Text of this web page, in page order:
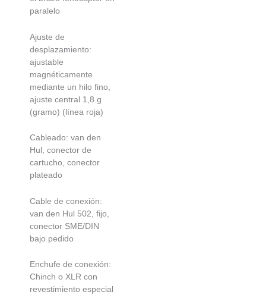
paralelo
Ajuste de
desplazamiento:
ajustable
magnéticamente
mediante un hilo fino,
ajuste central 1,8 g
(gramo) (línea roja)
Cableado: van den
Hul, conector de
cartucho, conector
plateado
Cable de conexión:
van den Hul 502, fijo,
conector SME/DIN
bajo pedido
Enchufe de conexión:
Chinch o XLR con
revestimiento especial